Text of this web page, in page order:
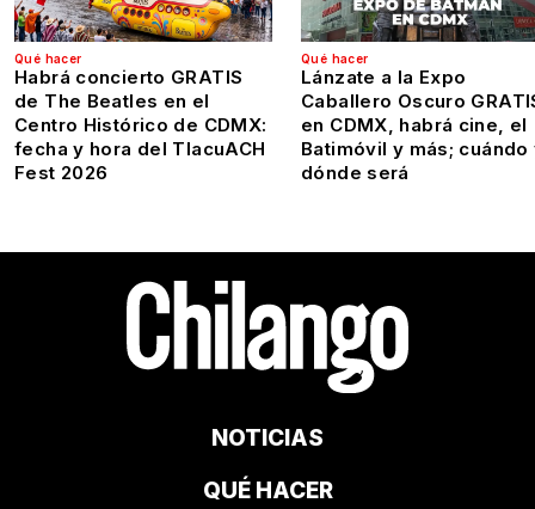
Qué hacer
Habrá concierto GRATIS
de The Beatles en el
Centro Histórico de CDMX:
fecha y hora del TlacuACH
Fest 2026
Qué hacer
Lánzate a la Expo
Caballero Oscuro
en CDMX, habrá cine, el
Batimóvil y más; cuándo
dónde será
NOTICIAS
QUÉ HACER